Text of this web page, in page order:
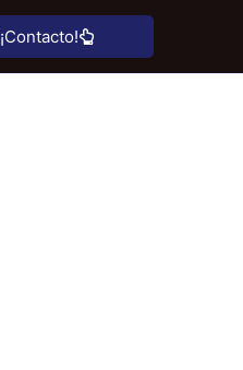
¡Contacto!